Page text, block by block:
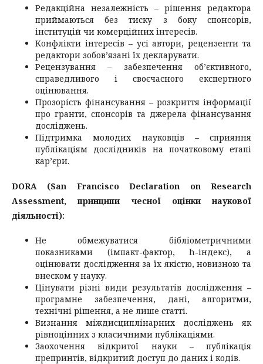
Редакційна незалежність – рішення редактора
приймаються без тиску з боку спонсорів,
інституцій чи комерційних інтересів.
Конфлікти інтересів – усі автори, рецензенти та
редактори зобов’язані їх декларувати.
Рецензування – забезпечення об’єктивного,
справедливого і своєчасного експертного
оцінювання.
Прозорість фінансування – розкриття інформації
про гранти, спонсорів та джерела фінансування
досліджень.
Підтримка молодих науковців – сприяння
публікаціям дослідників на початковому етапі
кар’єри.
DORA (San Francisco Declaration on Research
Assessment, принципи чесної оцінки наукової
діяльності):
Не обмежуватися бібліометричними
показниками (імпакт-фактор, h-індекс), а
оцінювати дослідження за їх якістю, новизною та
внеском у науку.
Цінувати різні види результатів дослідження –
програмне забезпечення, дані, алгоритми,
технічні рішення, а не лише статті.
Визнання міждисциплінарних досліджень як
рівноцінних з класичними публікаціями.
Заохочення відкритої науки – публікація
препринтів, відкритий доступ до даних і кодів.